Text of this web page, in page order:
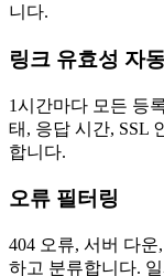
니다.
링크 유효성 자
1시간마다 모든 등
태, 응답 시간, SSL
합니다.
오류 필터링
404 오류, 서버 다
하고 분류합니다.